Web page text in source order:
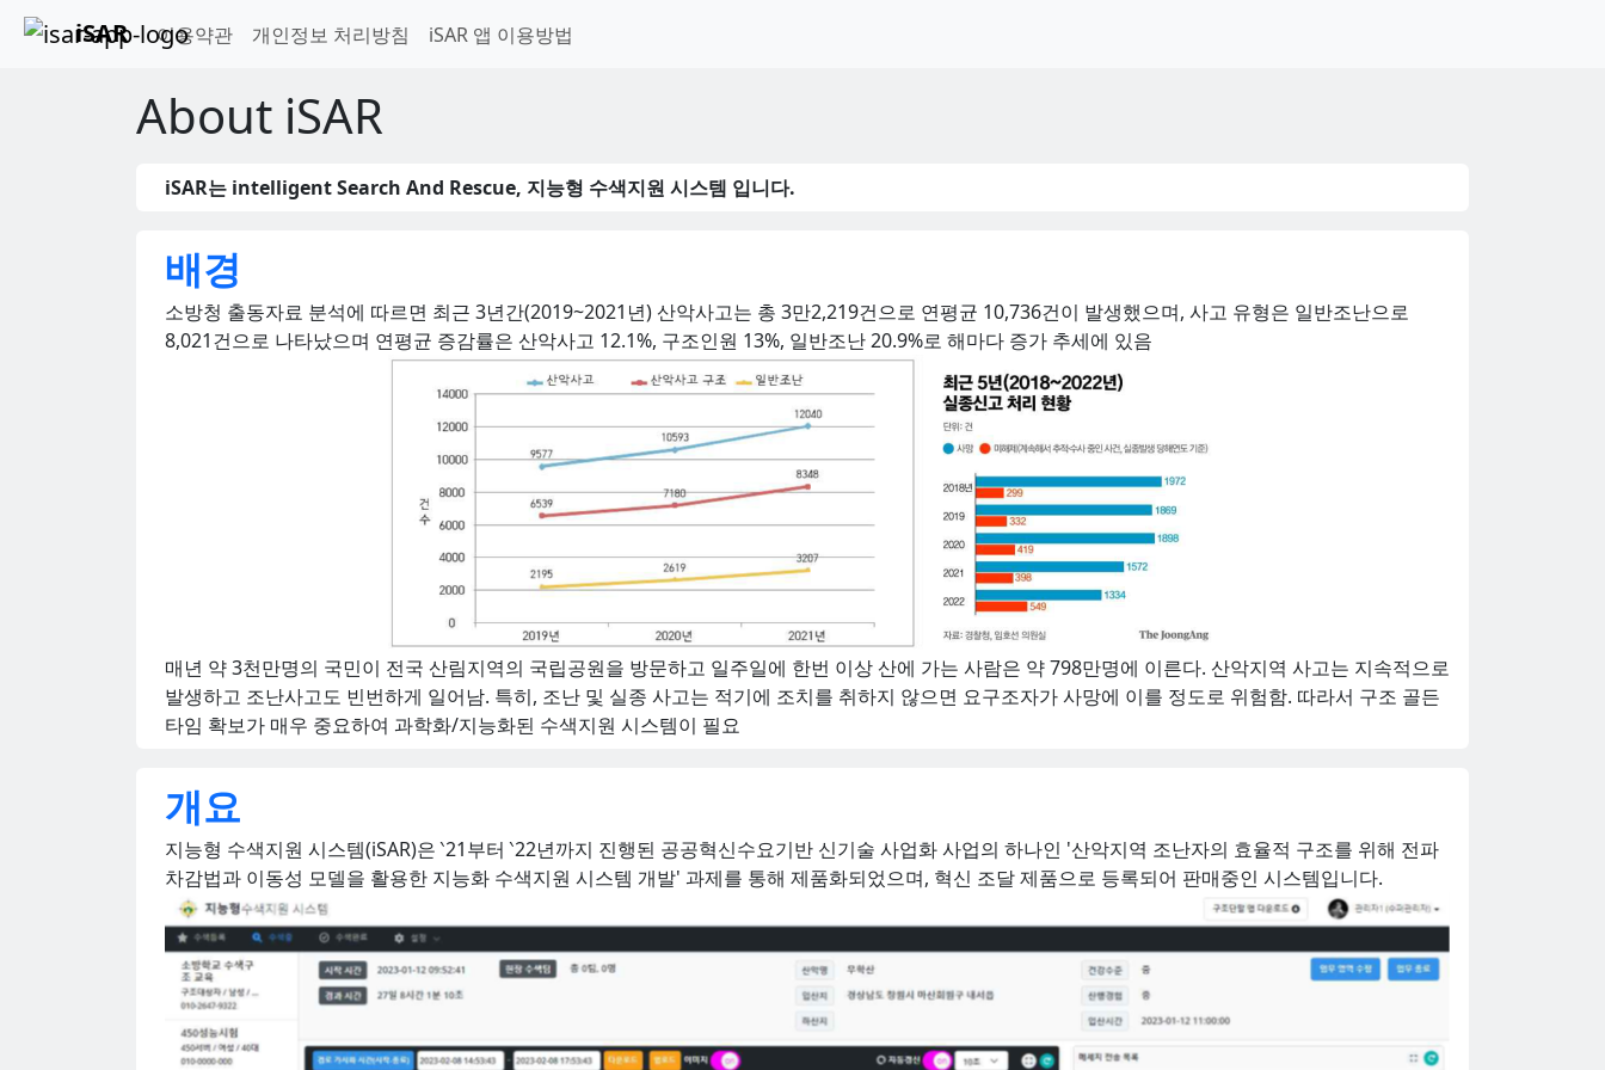
iSAR 이용약관 개인정보 처리방침 iSAR 앱 이용방법
About iSAR
iSAR는 intelligent Search And Rescue, 지능형 수색지원 시스템 입니다.
배경
소방청 출동자료 분석에 따르면 최근 3년간(2019~2021년) 산악사고는 총 3만2,219건으로 연평균 10,736건이 발생했으며, 사고 유형은 일반조난으로
8,021건으로 나타났으며 연평균 증감률은 산악사고 12.1%, 구조인원 13%, 일반조난 20.9%로 해마다 증가 추세에 있음
매년 약 3천만명의 국민이 전국 산림지역의 국립공원을 방문하고 일주일에 한번 이상 산에 가는 사람은 약 798만명에 이른다. 산악지역 사고는 지속적으로
발생하고 조난사고도 빈번하게 일어남. 특히, 조난 및 실종 사고는 적기에 조치를 취하지 않으면 요구조자가 사망에 이를 정도로 위험함. 따라서 구조 골든
타임 확보가 매우 중요하여 과학화/지능화된 수색지원 시스템이 필요
개요
지능형 수색지원 시스템(iSAR)은 ‵21부터 ‵22년까지 진행된 공공혁신수요기반 신기술 사업화 사업의 하나인 '산악지역 조난자의 효율적 구조를 위해 전파
차감법과 이동성 모델을 활용한 지능화 수색지원 시스템 개발' 과제를 통해 제품화되었으며, 혁신 조달 제품으로 등록되어 판매중인 시스템입니다.